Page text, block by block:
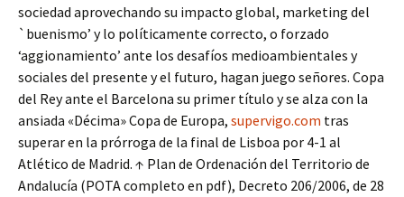
sociedad aprovechando su impacto global, marketing del
`buenismo’ y lo políticamente correcto, o forzado
‘aggionamiento’ ante los desafíos medioambientales y
sociales del presente y el futuro, hagan juego señores. Copa
del Rey ante el Barcelona su primer título y se alza con la
ansiada «Décima» Copa de Europa, supervigo.com tras
superar en la prórroga de la final de Lisboa por 4-1 al
Atlético de Madrid. ↑ Plan de Ordenación del Territorio de
Andalucía (POTA completo en pdf), Decreto 206/2006, de 28